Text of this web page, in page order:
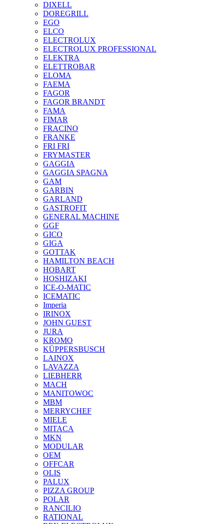
DIXELL
DOREGRILL
EGO
ELCO
ELECTROLUX
ELECTROLUX PROFESSIONAL
ELEKTRA
ELETTROBAR
ELOMA
FAEMA
FAGOR
FAGOR BRANDT
FAMA
FIMAR
FRACINO
FRANKE
FRI FRI
FRYMASTER
GAGGIA
GAGGIA SPAGNA
GAM
GARBIN
GARLAND
GASTROFIT
GENERAL MACHINE
GGF
GICO
GIGA
GOTTAK
HAMILTON BEACH
HOBART
HOSHIZAKI
ICE-O-MATIC
ICEMATIC
Imperia
IRINOX
JOHN GUEST
JURA
KROMO
KÜPPERSBUSCH
LAINOX
LAVAZZA
LIEBHERR
MACH
MANITOWOC
MBM
MERRYCHEF
MIELE
MITACA
MKN
MODULAR
OEM
OFFCAR
OLIS
PALUX
PIZZA GROUP
POLAR
RANCILIO
RATIONAL